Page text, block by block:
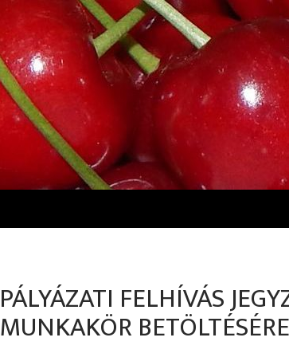
PÁLYÁZATI FELHÍVÁS
MUNKAKÖR BETÖLTÉSÉRE